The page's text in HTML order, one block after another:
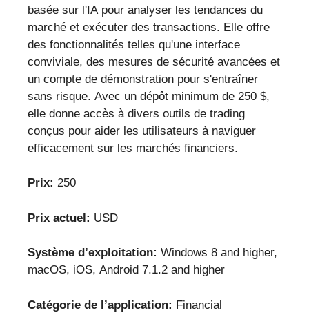
basée sur l'IA pour analyser les tendances du
marché et exécuter des transactions. Elle offre
des fonctionnalités telles qu'une interface
conviviale, des mesures de sécurité avancées et
un compte de démonstration pour s'entraîner
sans risque. Avec un dépôt minimum de 250 $,
elle donne accès à divers outils de trading
conçus pour aider les utilisateurs à naviguer
efficacement sur les marchés financiers.
Prix: 250
Prix actuel: USD
Système d’exploitation: Windows 8 and higher,
macOS, iOS, Android 7.1.2 and higher
Catégorie de l’application: Financial